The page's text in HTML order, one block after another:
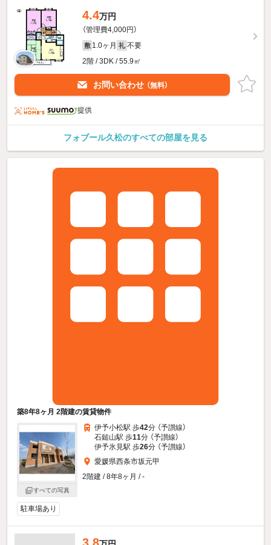
4.4万円
（管理費4,000円）
敷 1.0ヶ月 礼 不要
2階 / 3DK / 55.9㎡
お問い合わせ （無料）
提供
フォブール久松のすべての部屋を見る
築8年8ヶ月 2階建の賃貸物件
すべての写真
伊予小松駅 歩42分 （予讃線）
石鎚山駅 歩11分 （予讃線）
伊予氷見駅 歩26分 （予讃線）
愛媛県西条市坂元甲
2階建 / 8年8ヶ月 / -
駐車場あり